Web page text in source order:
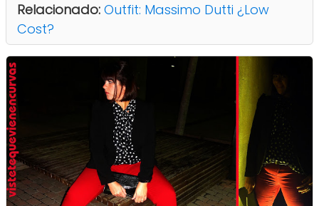
Relacionado: Outfit: Massimo Dutti ¿Low
Cost?